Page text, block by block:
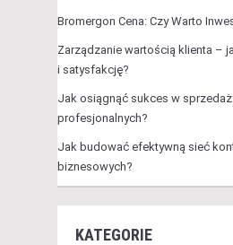
Bromergon Cena: Czy Warto
Zarządzanie wartością klienta –
i satysfakcję?
Jak osiągnąć sukces w
profesjonalnych?
Jak budować efektywną sieć
biznesowych?
KATEGORIE